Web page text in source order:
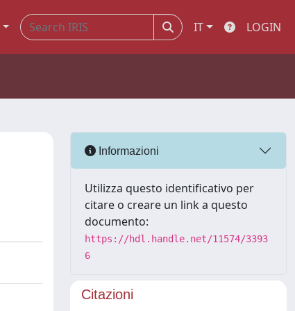
IT LOGIN
Informazioni
Utilizza questo identificativo per
citare o creare un link a questo
documento:
https://hdl.handle.net/11574/3393
6
Citazioni